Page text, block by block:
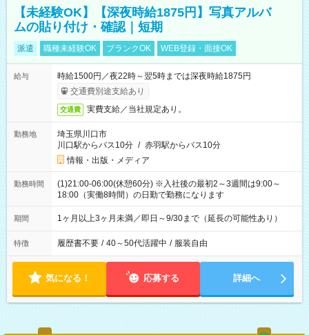
【未経験OK】【深夜時給1875円】写真アルバ
ムの貼り付け・確認｜短期
派遣 職種未経験OK ブランクOK WEB登録・面接OK
給与
時給1500円／夜22時～翌5時までは深夜時給1875円
交通費別途支給あり
交通費 実費支給／当社規定あり。
勤務地
埼玉県川口市
川口駅からバス10分 / 赤羽駅からバス10分
情報・出版・メディア
勤務時間
(1)21:00-06:00(休憩60分) ※入社後の最初2～3週間は9:00～
18:00（実働8時間）の日勤で勤務になります
期間 1ヶ月以上3ヶ月未満／即日～9/30まで（延長の可能性あり）
特徴 履歴書不要 / 40～50代活躍中 / 服装自由
気になる！ 応募する 詳細へ